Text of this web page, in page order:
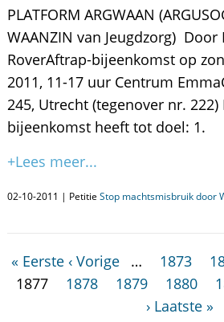
PLATFORM ARGWAAN
WAANZIN van Jeugdzorg) Door
RoverAftrap-bijeenkomst op
2011, 11-17 uur Centrum
245, Utrecht (tegenover nr. 222)
bijeenkomst heeft tot doel: 1.
+Lees meer...
02-10-2011 | Petitie Stop machtsmisbruik door
« Eerste ‹ Vorige … 1873
1877
1878 1879 1880
› Laatste »